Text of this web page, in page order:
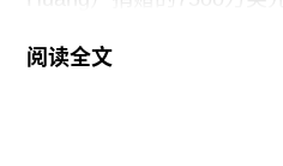
筑与设计学院”，具体名称
阅读全文